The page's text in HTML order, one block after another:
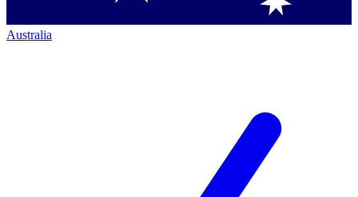
Australia